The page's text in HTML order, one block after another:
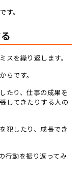
。
を繰り返します。
です。
たり、仕事の成果を
してきたりする人の
犯したり、成長でき
行動を振り返ってみ